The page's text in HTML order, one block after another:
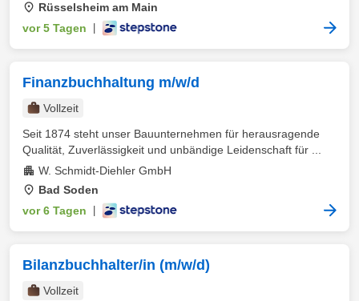
Rüsselsheim am Main
vor 5 Tagen
Finanzbuchhaltung m/w/d
Vollzeit
Seit 1874 steht unser Bauunternehmen für herausragende
Qualität, Zuverlässigkeit und unbändige Leidenschaft für ...
W. Schmidt-Diehler GmbH
Bad Soden
vor 6 Tagen
Bilanzbuchhalter/in (m/w/d)
Vollzeit